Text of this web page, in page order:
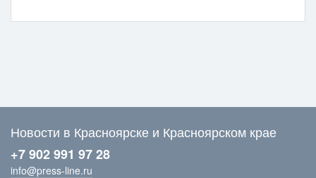
Новости в Красноярске и Красноярском крае
+7 902 991 97 28
info@press-line.ru